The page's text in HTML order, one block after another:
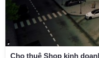
Cho thuê Shop kinh